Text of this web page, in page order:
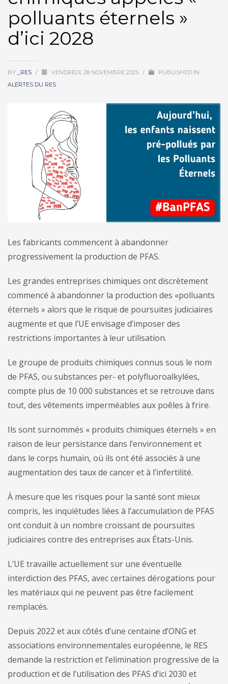
polluants éternels »
d’ici 2028
BY _RES / VENDREDI, 28 NOVEMBRE 2025 /
PUBLISHED IN
ALERTES DU RES
Les fabricants commencent à abandonner
progressivement la production de PFAS.
Les grandes entreprises chimiques ont discrètement
commencé à abandonner la production des «polluants
éternels » alors que le risque de poursuites judiciaires
augmente et que l’UE envisage d’imposer des
restrictions importantes à leur utilisation.
Le groupe de produits chimiques connus sous le nom
de PFAS, ou substances per- et polyfluoroalkylées,
compte plus de 10 000 substances et se retrouve dans
tout, des vêtements imperméables aux poêles à frire.
Ils sont surnommés « produits chimiques éternels » en
raison de leur persistance dans l’environnement et
dans le corps humain, où ils ont été associés à une
augmentation des taux de cancer et à l’infertilité.
À mesure que les risques pour la santé sont mieux
compris, les inquiétudes liées à l’accumulation de PFAS
ont conduit à un nombre croissant de poursuites
judiciaires contre des entreprises aux États-Unis.
L’UE travaille actuellement sur une éventuelle
interdiction des PFAS, avec certaines dérogations pour
les matériaux qui ne peuvent pas être facilement
remplacés.
Depuis 2022 et aux côtés d’une centaine d’ONG et
associations environnementales européenne, le RES
demande la restriction et l’elimination progressive de la
production et de l’utilisation des PFAS d’ici 2030 et